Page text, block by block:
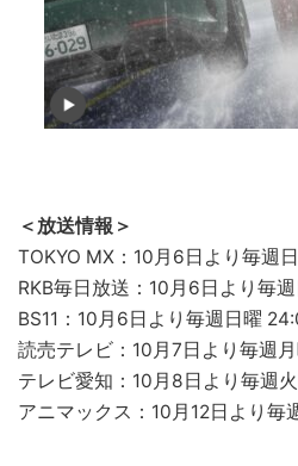
＜放送情報＞
TOKYO MX：10月6日より毎週
RKB毎日放送：10月6日より毎
BS11：10月6日より毎週日曜
読売テレビ：10月7日より毎週
テレビ愛知：10月8日より毎週
アニマックス：10月12日より毎